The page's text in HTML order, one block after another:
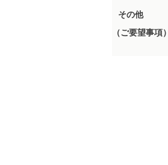
その他
（ご要望事項）